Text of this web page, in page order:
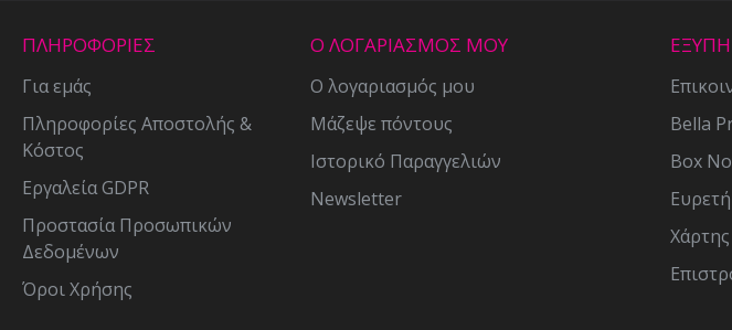
ΠΛΗΡΟΦΟΡΙΕΣ
Για εμάς
Πληροφορίες Αποστολής &
Κόστος
Εργαλεία GDPR
Προστασία Προσωπικών
Δεδομένων
Όροι Χρήσης
Ο ΛΟΓΑΡΙΑΣΜΟΣ ΜΟΥ
Ο λογαριασμός μου
Μάζεψε πόντους
Ιστορικό Παραγγελιών
Newsletter
Bella
Box